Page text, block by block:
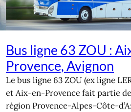
Bus ligne 63 ZOU :
Provence, Avignon
Le bus ligne 63 ZOU (ex ligne
et Aix-en-Provence fait partie
région Provence-Alpes-Côte-